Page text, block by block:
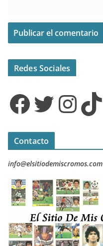
Redes Sociales
Facebook Twitter InstagramTikTok
Contacto
info@elsitiodemiscromos.com